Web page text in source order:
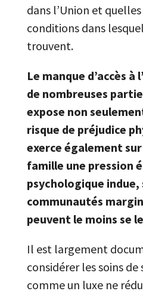
dans l’Union et
conditions dans
trouvent.
Le manque d’accès
de nombreuses
expose non
risque de préjudice
exerce également
famille une pression
psychologique indue,
communautés
peuvent le moins se
Il est largement
considérer les soins
comme un luxe ne